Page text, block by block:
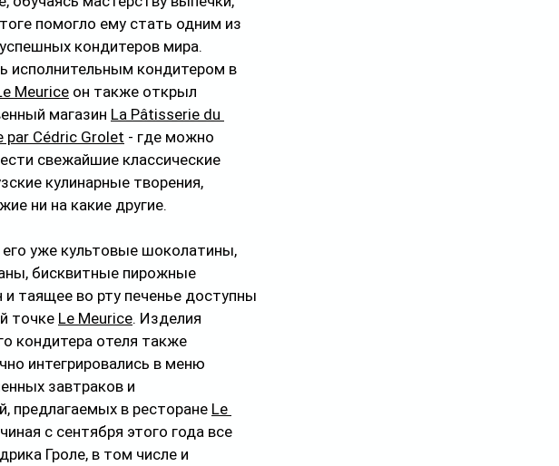
помогло ему стать одним из
кондитеров мира.
исполнительным кондитером в
Meurice он также открыл
магазин La Pâtisserie du
par Cédric Grolet - где можно
свежайшие классические
кулинарные творения,
ни на какие другие.
его уже культовые шоколатины,
бисквитные пирожные
и таящее во рту печенье доступны
точке Le Meurice. Изделия
кондитера отеля также
интегрировались в меню
завтраков и
предлагаемых в ресторане Le
с сентября этого года все
Гроле, в том числе и